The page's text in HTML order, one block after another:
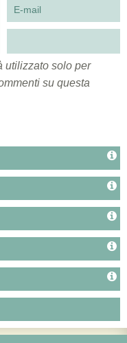
utilizzato solo per
su questa